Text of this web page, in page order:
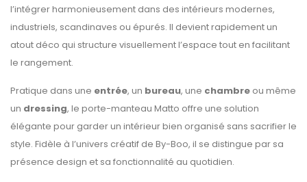
l’intégrer harmonieusement dans des intérieurs modernes,
industriels, scandinaves ou épurés. Il devient rapidement un
atout déco qui structure visuellement l’espace tout en facilitant
le rangement.
Pratique dans une entrée, un bureau, une chambre ou même
un dressing, le porte-manteau Matto offre une solution
élégante pour garder un intérieur bien organisé sans sacrifier le
style. Fidèle à l’univers créatif de By-Boo, il se distingue par sa
présence design et sa fonctionnalité au quotidien.